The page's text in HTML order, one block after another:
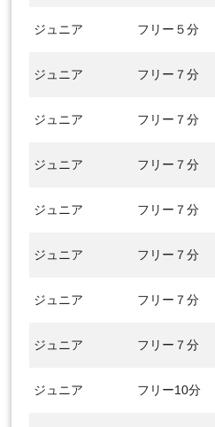
ジュニア フリー５分
ジュニア フリー７分
ジュニア フリー７分
ジュニア フリー７分
ジュニア フリー７分
ジュニア フリー７分
ジュニア フリー７分
ジュニア フリー７分
ジュニア フリー10分